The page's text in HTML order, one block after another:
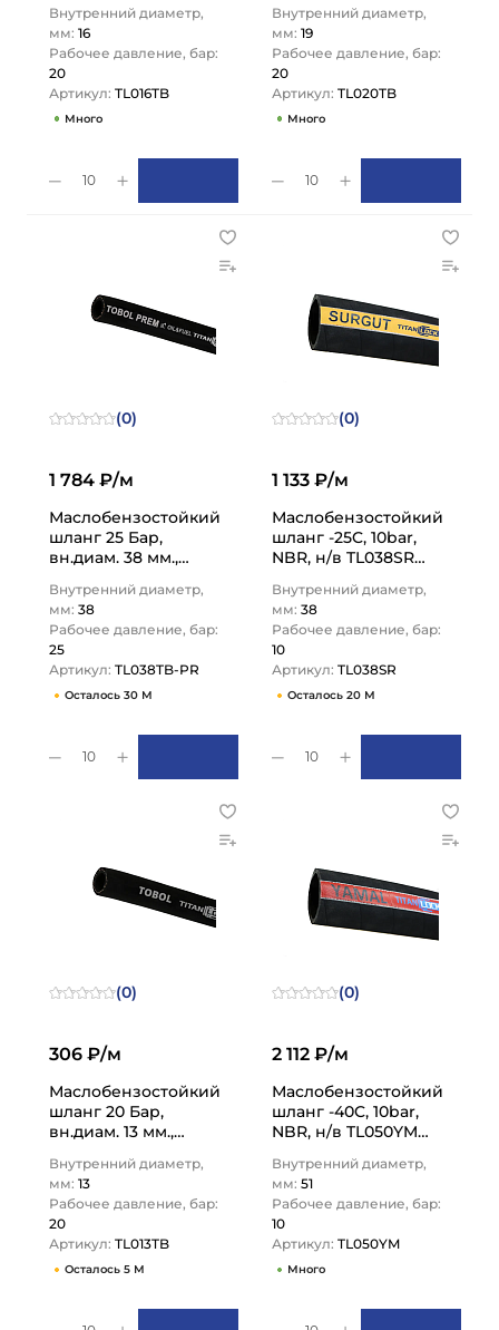
Внутренний диаметр,
мм: 16
Рабочее давление, бар:
20
Артикул: TL016TB
Много
10
Внутренний диаметр,
мм: 19
Рабочее давление, бар:
20
Артикул: TL020TB
Много
10
(0)
1 784 ₽/м
Маслобензостойкий
шланг 25 Бар,
вн.диам. 38 мм.,
LOCK
Внутренний диаметр,
мм: 38
Рабочее давление, бар:
25
Артикул: TL038TB-PR
Осталось 30 М
10
(0)
1 133 ₽/м
Маслобензостойкий
шланг -25C, 10bar,
NBR, н/в TL038SR
Внутренний диаметр,
мм: 38
Рабочее давление, бар:
10
Артикул: TL038SR
Осталось 20 М
10
(0)
306 ₽/м
Маслобензостойкий
шланг 20 Бар,
вн.диам. 13 мм.,
Внутренний диаметр,
мм: 13
Рабочее давление, бар:
20
Артикул: TL013TB
Осталось 5 М
(0)
2 112 ₽/м
Маслобензостойкий
шланг -40C, 10bar,
NBR, н/в TL050YM
Внутренний диаметр,
мм: 51
Рабочее давление, бар:
10
Артикул: TL050YM
Много